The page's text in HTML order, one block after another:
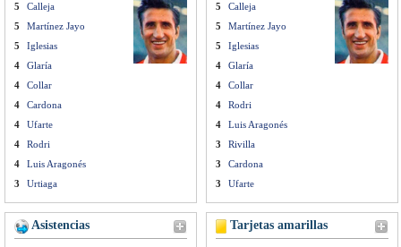
5
Calleja
5
Martínez Jayo
5
Iglesias
4
Glaría
4
Collar
4
Cardona
4
Ufarte
4
Rodri
4
Luis Aragonés
3
Urtiaga
5
Calleja
5
Martínez Jayo
5
Iglesias
4
Glaría
4
Collar
4
Rodri
4
Luis Aragonés
3
Rivilla
3
Cardona
3
Ufarte
Asistencias Tarjetas amarillas